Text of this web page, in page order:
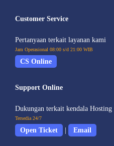
Customer Service
Pertanyaan terkait layanan kami
Jam Operasional 08:00 s/d 21:00 WIB
CS Online
Support Online
Dukungan terkait kendala Hosting
Tersedia 24/7
Open Ticket Email